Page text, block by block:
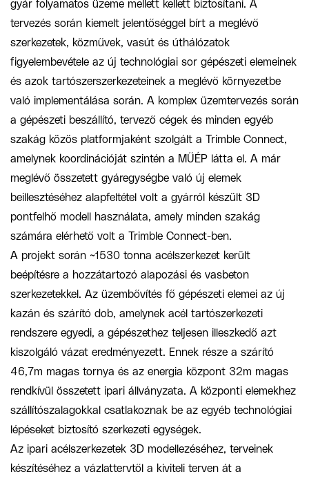
gyár folyamatos üzeme mellett kellett biztosítani. A
tervezés során kiemelt jelentőséggel bírt a meglévő
szerkezetek, közművek, vasút és úthálózatok
figyelembevétele az új technológiai sor gépészeti elemeinek
és azok tartószerszerkezeteinek a meglévő környezetbe
való implementálása során. A komplex üzemtervezés során
a gépészeti beszállító, tervező cégek és minden egyéb
szakág közös platformjaként szolgált a Trimble Connect,
amelynek koordinációját szintén a MŰÉP látta el. A már
meglévő összetett gyáregységbe való új elemek
beillesztéséhez alapfeltétel volt a gyárról készült 3D
pontfelhő modell használata, amely minden szakág
számára elérhető volt a Trimble Connect-ben.
A projekt során ~1530 tonna acélszerkezet került
beépítésre a hozzátartozó alapozási és vasbeton
szerkezetekkel. Az üzembővítés fő gépészeti elemei az új
kazán és szárító dob, amelynek acél tartószerkezeti
rendszere egyedi, a gépészethez teljesen illeszkedő azt
kiszolgáló vázat eredményezett. Ennek része a szárító
46,7m magas tornya és az energia központ 32m magas
rendkívül összetett ipari állványzata. A központi elemekhez
szállítószalagokkal csatlakoznak be az egyéb technológiai
lépéseket biztosító szerkezeti egységek.
Az ipari acélszerkezetek 3D modellezéséhez, terveinek
készítéséhez a vázlattervtől a kiviteli terven át a